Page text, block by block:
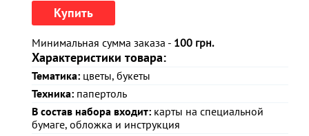
Купить
Минимальная сумма заказа - 100 грн.
Характеристики товара:
Тематика: цветы, букеты
Техника: папертоль
В состав набора входит: карты на специальной
бумаге, обложка и инструкция